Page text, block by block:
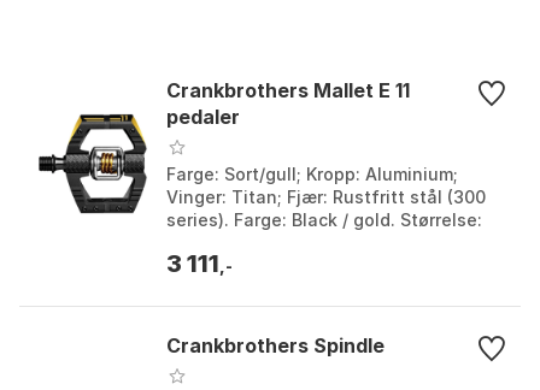
Crankbrothers Mallet E 11
pedaler
Farge: Sort/gull; Kropp: Aluminium;
Vinger: Titan; Fjær: Rustfritt stål (300
series). Farge: Black / gold. Størrelse:
3 111 ,-
Crankbrothers Spindle